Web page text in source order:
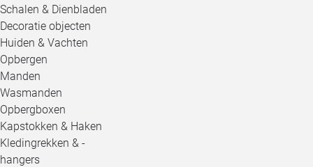
Schalen & Dienbladen
Decoratie objecten
Huiden & Vachten
Opbergen
Manden
Wasmanden
Opbergboxen
Kapstokken & Haken
Kledingrekken & -
hangers